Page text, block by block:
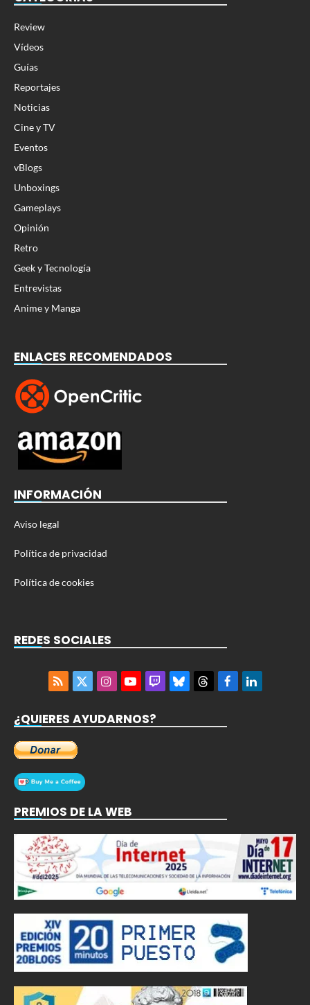
Review
Vídeos
Guías
Reportajes
Noticias
Cine y TV
Eventos
vBlogs
Unboxings
Gameplays
Opinión
Retro
Geek y Tecnología
Entrevistas
Anime y Manga
ENLACES RECOMENDADOS
INFORMACIÓN
Aviso legal
Política de privacidad
Política de cookies
REDES SOCIALES
RSS
X
InstagramYouTubeTwitchBlueskyThreadsFacebookLinkedIn
¿QUIERES AYUDARNOS?
PREMIOS DE LA WEB